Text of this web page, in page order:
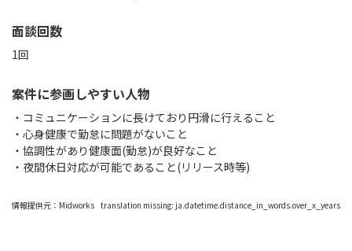
面談回数
1回
案件に参画しやすい人物
・コミュニケーションに長けており円滑に行えること
・心身健康で勤怠に問題がないこと
・協調性があり健康面(勤怠)が良好なこと
・夜間休日対応が可能であること(リリース時等)
情報提供元： Midworks translation missing: ja.datetime.distance_in_words.over_x_years